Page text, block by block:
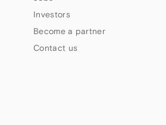
Investors
Become a partner
Contact us